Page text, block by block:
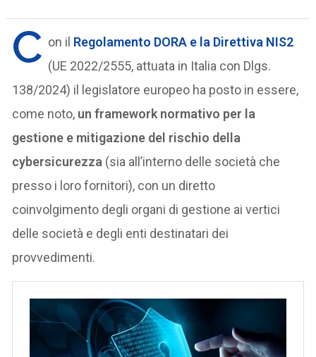
C on il Regolamento DORA e la Direttiva NIS2
(UE 2022/2555, attuata in Italia con Dlgs.
138/2024) il legislatore europeo ha posto in essere,
come noto, un framework normativo per la
gestione e mitigazione del rischio della
cybersicurezza (sia all’interno delle società che
presso i loro fornitori), con un diretto
coinvolgimento degli organi di gestione ai vertici
delle società e degli enti destinatari dei
provvedimenti.